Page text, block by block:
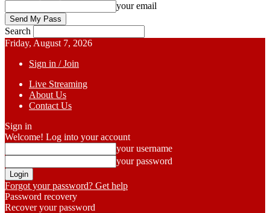
your email
Search
Friday, August 7, 2026
Sign in / Join
Live Streaming
About Us
Contact Us
Sign in
Welcome! Log into your account
your username
your password
Forgot your password? Get help
Password recovery
Recover your password